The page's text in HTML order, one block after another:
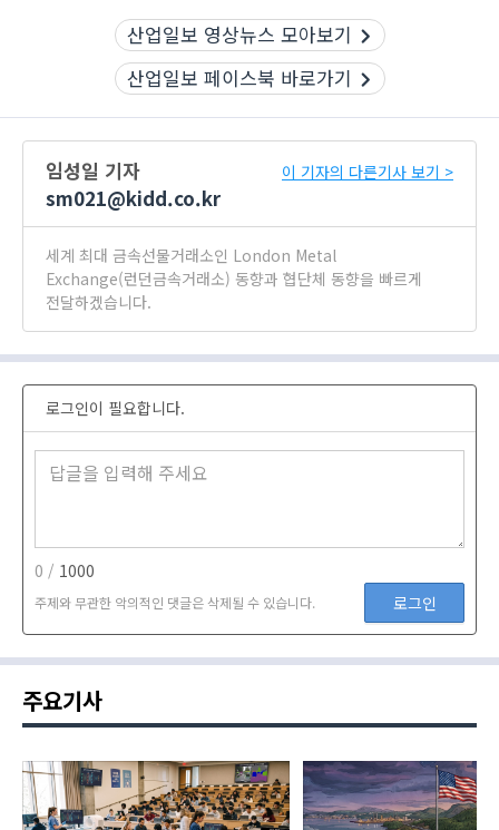
산업일보 영상뉴스 모아보기
산업일보 페이스북 바로가기
임성일 기자
sm021@kidd.co.kr
이 기자의 다른기사 보기 >
세계 최대 금속선물거래소인 London Metal
Exchange(런던금속거래소) 동향과 협단체 동향을 빠르게
전달하겠습니다.
로그인이 필요합니다.
0 / 1000
주제와 무관한 악의적인 댓글은 삭제될 수 있습니다. 로그인
주요기사